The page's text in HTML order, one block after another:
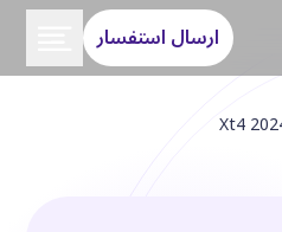
ارسال استفسار